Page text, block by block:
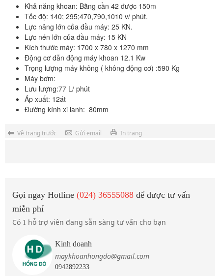
Khả năng khoan: Bằng cần 42 được 150m
Tốc độ: 140; 295;470,790,1010 v/ phút.
Lực nâng lớn của đầu máy: 25 KN.
Lực nén lớn của đầu máy: 15 KN
Kích thước máy: 1700 x 780 x 1270 mm
Động cơ dẫn động máy khoan 12.1 Kw
Trọng lượng máy không ( không động cơ) :590 Kg
Máy bơm:
Lưu lượng:77 L/ phút
Áp xuất: 12át
Đường kính xi lanh: 80mm
Về trang trước Gửi email In trang
Gọi ngay Hotline (024) 36555088 để được tư vấn
miễn phí
Có 1 hỗ trợ viên đang sẵn sàng tư vấn cho bạn
Kinh doanh
maykhoanhongdo@gmail.com
0942892233